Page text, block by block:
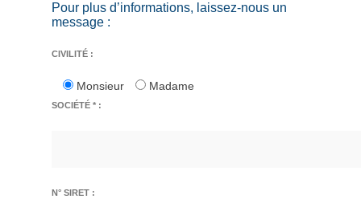
Pour plus d’informations, laissez-nous un
message :
CIVILITÉ :
Monsieur Madame
SOCIÉTÉ * :
N° SIRET :